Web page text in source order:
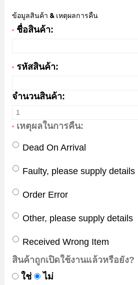
ข้อมูลสินค้า & เหตุผลการคืน
* ชื่อสินค้า:
* รหัสสินค้า:
จำนวนสินค้า:
* เหตุผลในการคืน:
Dead On Arrival
Faulty, please supply details
Order Error
Other, please supply details
Received Wrong Item
สินค้าถูกเปิดใช้งานแล้วหรือยัง?
ใช่
ไม่